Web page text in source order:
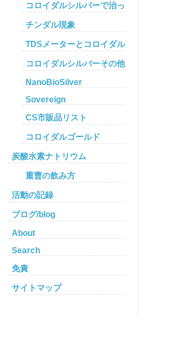
コロイダルシルバーで治った例
チンダル現象
TDSメーターとコロイダルシルバー
コロイダルシルバーその他
NanoBioSilver
Sovereign
CS市販品リスト
コロイダルゴールド
炭酸水素ナトリウム
重曹の飲み方
活動の記録
ブログ/blog
About
Search
免責
サイトマップ